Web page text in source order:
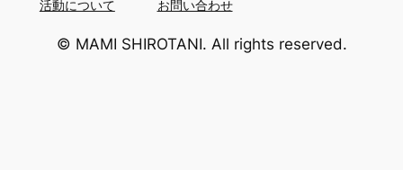
活動について
お問い合わせ
© MAMI SHIROTANI. All rights reserved.